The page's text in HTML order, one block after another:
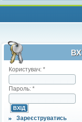
Користувач: *
Пароль: *
Зареєструватись